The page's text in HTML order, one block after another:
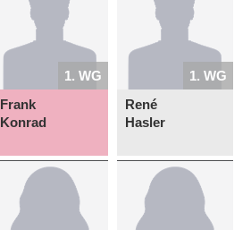
1. WG
Frank
Konrad
1. WG
René
Hasler